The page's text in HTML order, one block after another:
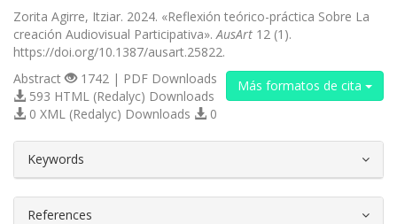
Zorita Agirre, Itziar. 2024. «Reflexión teórico-práctica Sobre La
creación Audiovisual Participativa».AusArt 12 (1).
https://doi.org/10.1387/ausart.25822.
Más formatos de cita
Abstract
1742 | PDF Downloads
593 HTML (Redalyc) Downloads
0 XML (Redalyc) Downloads
0
Keywords
References